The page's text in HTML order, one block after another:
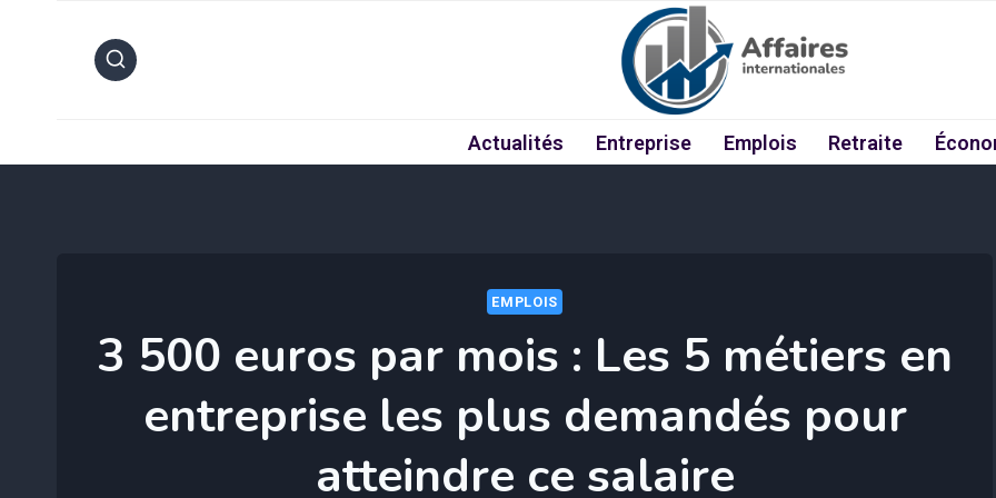
Actualités Entreprise Emplois Retraite
EMPLOIS
3 500 euros par mois : Les 5 métiers en
entreprise les plus demandés pour
atteindre ce salaire